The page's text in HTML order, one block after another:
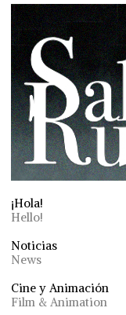
¡Hola!
Hello!
Noticias
News
Cine y Animación
Film & Animation